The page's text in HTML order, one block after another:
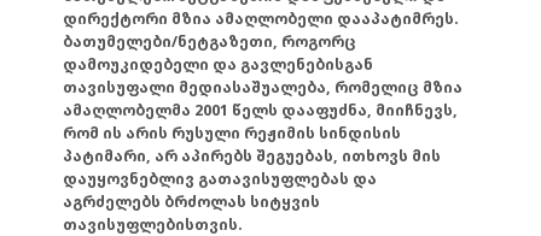
დირექტორი მზია ამაღლობელი დააპატიმრეს.
ბათუმელები/ნეტგაზეთი, როგორც
დამოუკიდებელი და გავლენებისგან
თავისუფალი მედიასაშუალება, რომელიც მზია
ამაღლობელმა 2001 წელს დააფუძნა, მიიჩნევს,
რომ ის არის რუსული რეჟიმის სინდისის
პატიმარი, არ აპირებს შეგუებას, ითხოვს მის
დაუყოვნებლივ გათავისუფლებას და
აგრძელებს ბრძოლას სიტყვის
თავისუფლებისთვის.